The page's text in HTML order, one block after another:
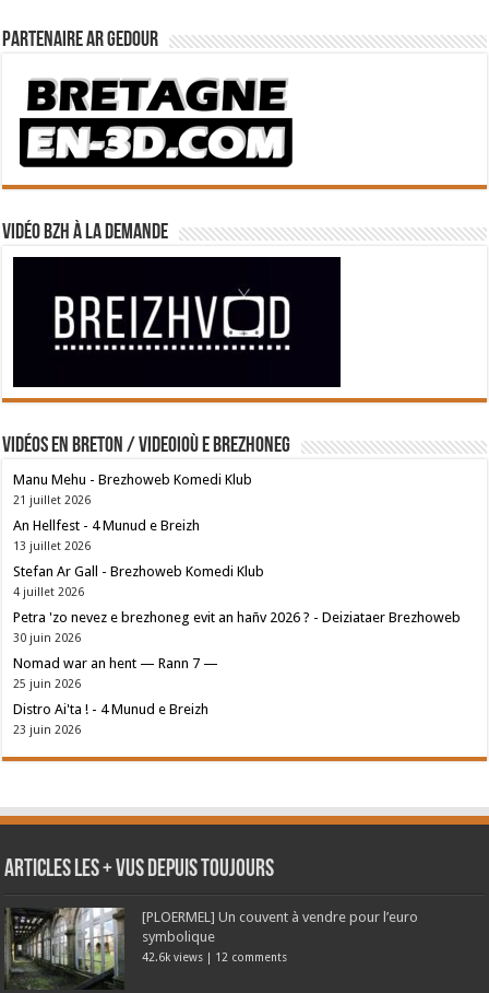
Partenaire Ar Gedour
Vidéo BZH à la demande
Vidéos en breton / Videoioù e brezhoneg
Manu Mehu - Brezhoweb Komedi Klub
21 juillet 2026
An Hellfest - 4 Munud e Breizh
13 juillet 2026
Stefan Ar Gall - Brezhoweb Komedi Klub
4 juillet 2026
Petra 'zo nevez e brezhoneg evit an hañv 2026 ? - Deiziataer Brezhoweb
30 juin 2026
Nomad war an hent — Rann 7 —
25 juin 2026
Distro Ai'ta ! - 4 Munud e Breizh
23 juin 2026
Articles les + vus depuis toujours
[PLOERMEL] Un couvent à vendre pour l’euro
symbolique
42.6k views | 12 comments